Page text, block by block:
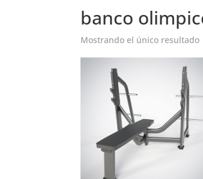
banco
Mostrando el único resultado